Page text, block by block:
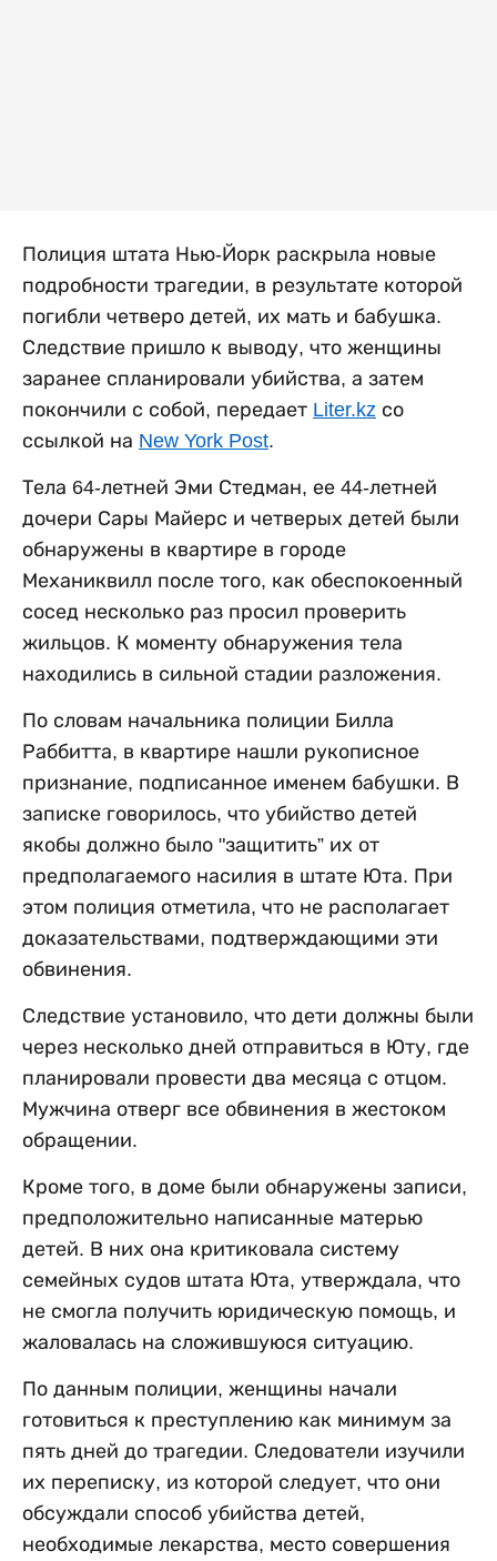
Полиция штата Нью-Йорк раскрыла новые
подробности трагедии, в результате которой
погибли четверо детей, их мать и бабушка.
Следствие пришло к выводу, что женщины
заранее спланировали убийства, а затем
покончили с собой, передает Liter.kz со
ссылкой на New York Post.
Тела 64-летней Эми Стедман, ее 44-летней
дочери Сары Майерс и четверых детей были
обнаружены в квартире в городе
Механиквилл после того, как обеспокоенный
сосед несколько раз просил проверить
жильцов. К моменту обнаружения тела
находились в сильной стадии разложения.
По словам начальника полиции Билла
Раббитта, в квартире нашли рукописное
признание, подписанное именем бабушки. В
записке говорилось, что убийство детей
якобы должно было "защитить” их от
предполагаемого насилия в штате Юта. При
этом полиция отметила, что не располагает
доказательствами, подтверждающими эти
обвинения.
Следствие установило, что дети должны были
через несколько дней отправиться в Юту, где
планировали провести два месяца с отцом.
Мужчина отверг все обвинения в жестоком
обращении.
Кроме того, в доме были обнаружены записи,
предположительно написанные матерью
детей. В них она критиковала систему
семейных судов штата Юта, утверждала, что
не смогла получить юридическую помощь, и
жаловалась на сложившуюся ситуацию.
По данным полиции, женщины начали
готовиться к преступлению как минимум за
пять дней до трагедии. Следователи изучили
их переписку, из которой следует, что они
обсуждали способ убийства детей,
необходимые лекарства, место совершения